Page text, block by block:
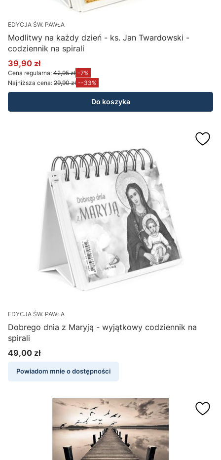
EDYCJA ŚW. PAWŁA
Modlitwy na każdy dzień - ks. Jan Twardowski -
codziennik na spirali
Cena promocyjna
39,90 zł
Cena regularna: 42,95 zł -7%
Najniższa cena: 29,90 zł --33%
Do koszyka
EDYCJA ŚW. PAWŁA
Dobrego dnia z Maryją - wyjątkowy codziennik na
spirali
Cena
49,00 zł
Powiadom mnie o dostępności